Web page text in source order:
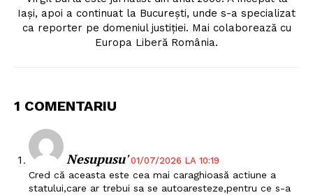
Iași, apoi a continuat la București, unde s-a specializat
ca reporter pe domeniul justiției. Mai colaborează cu
Europa Liberă România.
1 COMENTARIU
Nesupusu' 01/07/2026 LA 10:19
Cred că aceasta este cea mai caraghioasă actiune a
statului,care ar trebui sa se autoaresteze,pentru ce s-a